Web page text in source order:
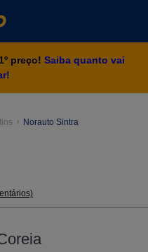
preço! Saiba quanto vai
Norauto Sintra